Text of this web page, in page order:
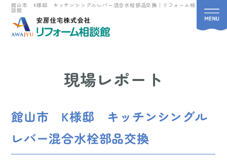
館山市 K様邸 キッチンシングルレバー混合水栓部品交換｜リフォーム相
談館
現場レポート
館山市 K様邸 キッチンシングル
レバー混合水栓部品交換